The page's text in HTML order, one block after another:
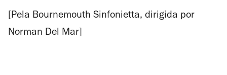
[Pela Bournemouth Sinfonietta, dirigida por
Norman Del Mar]